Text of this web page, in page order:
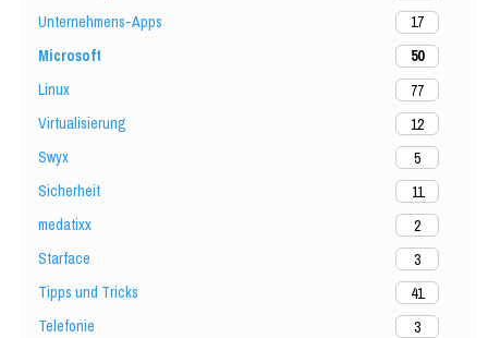
Unternehmens-Apps
17
Microsoft
50
Linux
77
Virtualisierung
12
Swyx
5
Sicherheit
11
medatixx
2
Starface
3
Tipps und Tricks
41
Telefonie
3